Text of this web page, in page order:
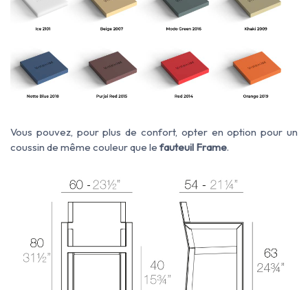
Vous pouvez, pour plus de confort, opter en option pour un
coussin de même couleur que le fauteuil Frame.